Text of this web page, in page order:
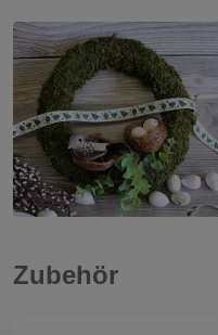
Zubehör